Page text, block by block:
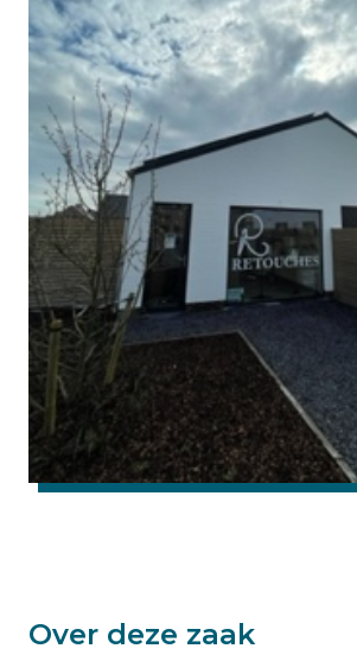
Over deze zaak